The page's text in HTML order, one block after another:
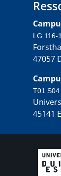
LG 116-
47057
T01 S04
45141